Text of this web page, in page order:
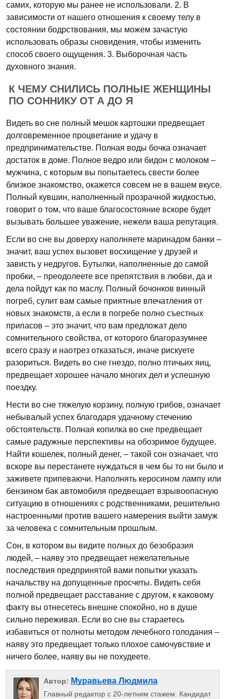
самих, которую мы ранее не использовали. 2. В
зависимости от нашего отношения к своему телу в
состоянии бодрствования, мы можем зачастую
использовать образы сновидения, чтобы изменить
способ своего ощущения. 3. Выборочная часть
духовного знания.
К ЧЕМУ СНИЛИСЬ ПОЛНЫЕ ЖЕНЩИНЫ
ПО СОННИКУ ОТ А ДО Я
Видеть во сне полный мешок картошки предвещает
долговременное процветание и удачу в
предпринимательстве. Полная воды бочка означает
достаток в доме. Полное ведро или бидон с молоком –
мужчина, с которым вы попытаетесь свести более
близкое знакомство, окажется совсем не в вашем вкусе.
Полный кувшин, наполненный прозрачной жидкостью,
говорит о том, что ваше благосостояние вскоре будет
вызывать большее уважение, нежели ваша репутация.
Если во сне вы доверху наполняете маринадом банки –
значит, ваш успех вызовет восхищение у друзей и
зависть у недругов. Бутылки, наполненные до самой
пробки, – преодолеете все препятствия в любви, да и
дела пойдут как по маслу. Полный бочонков винный
погреб, сулит вам самые приятные впечатления от
новых знакомств, а если в погребе полно съестных
припасов – это значит, что вам предложат дело
сомнительного свойства, от которого благоразумнее
всего сразу и наотрез отказаться, иначе рискуете
разориться. Видеть во сне гнездо, полно птичьих яиц,
предвещает хорошее начало многих дел и успешную
поездку.
Нести во сне тяжелую корзину, полную грибов, означает
небывалый успех благодаря удачному стечению
обстоятельств. Полная копилка во сне предвещает
самые радужные перспективы на обозримое будущее.
Найти кошелек, полный денег, – такой сон означает, что
вскоре вы перестанете нуждаться в чем бы то ни было и
заживете припеваючи. Наполнять керосином лампу или
бензином бак автомобиля предвещает взрывоопасную
ситуацию в отношениях с родственниками, решительно
настроенными против вашего намерения выйти замуж
за человека с сомнительным прошлым.
Сон, в котором вы видите полных до безобразия
людей, – наяву это предвещает нежелательные
последствия предпринятой вами попытки указать
начальству на допущенные просчеты. Видеть себя
полной предвещает расставание с другом, к каковому
факту вы отнесетесь внешне спокойно, но в душе
сильно переживая. Если во сне вы стараетесь
избавиться от полноты методом лечебного голодания –
наяву это предвещает только плохое самочувствие и
ничего более, наяву вы не похудеете.
Автор: Муравьева Людмила
Главный редактор с 20-летним стажем. Кандидат